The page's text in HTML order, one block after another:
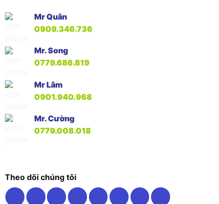
Mr Quân
0909.346.736
Mr. Song
0779.686.819
Mr Lâm
0901.940.968
Mr. Cường
0779.008.018
Theo dõi chúng tôi